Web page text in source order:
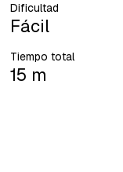
Dificultad
Fácil
Tiempo total
15 m